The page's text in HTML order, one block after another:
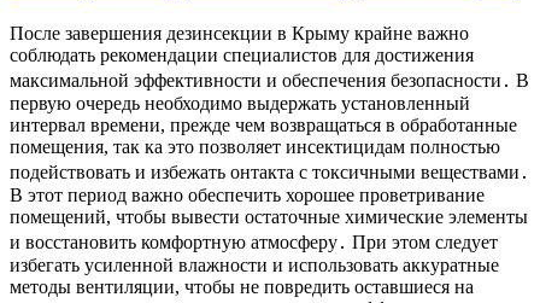
После завершения дезинсекции в Крыму крайне важно
соблюдать рекомендации специалистов для достижения
максимальной эффективности и обеспечения безопасности․ В
первую очередь необходимо выдержать установленный
интервал времени, прежде чем возвращаться в обработанные
помещения, так ка это позволяет инсектицидам полностью
подействовать и избежать онтакта с токсичными веществами․
В этот период важно обеспечить хорошее проветривание
помещений, чтобы вывести остаточные химические элементы
и восстановить комфортную атмосферу․ При этом следует
избегать усиленной влажности и использовать аккуратные
методы вентиляции, чтобы не повредить оставшиеся на